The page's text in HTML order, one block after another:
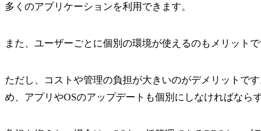
多くのアプリケーションを利用できます。
また、ユーザーごとに個別の環境が使えるのもメリット
ただし、コストや管理の負担が大きいのがデメリットで
め、アプリやOSのアップデートも個別にしなければなら